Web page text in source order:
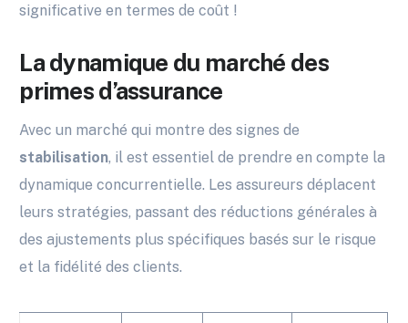
significative en termes de coût !
La dynamique du marché des
primes d’assurance
Avec un marché qui montre des signes de
stabilisation, il est essentiel de prendre en compte la
dynamique concurrentielle. Les assureurs déplacent
leurs stratégies, passant des réductions générales à
des ajustements plus spécifiques basés sur le risque
et la fidélité des clients.